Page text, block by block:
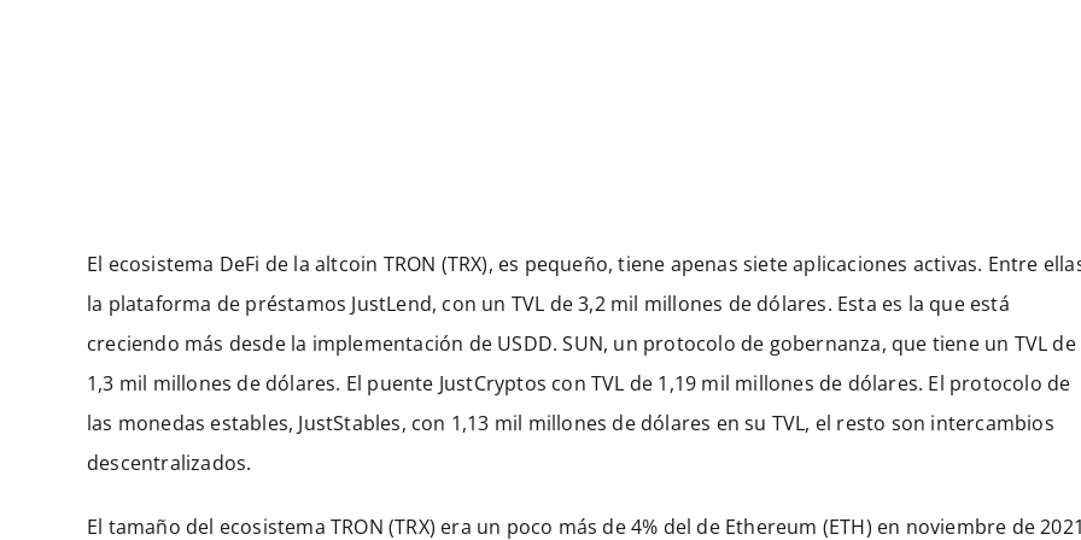
El ecosistema DeFi de la altcoin TRON (TRX), es pequeño, tiene apenas siete aplicaciones activas. Entre
la plataforma de préstamos JustLend, con un TVL de 3,2 mil millones de dólares. Esta es la que está
creciendo más desde la implementación de USDD. SUN, un protocolo de gobernanza, que tiene un TVL de
1,3 mil millones de dólares. El puente JustCryptos con TVL de 1,19 mil millones de dólares. El protocolo de
las monedas estables, JustStables, con 1,13 mil millones de dólares en su TVL, el resto son intercambios
descentralizados.
El tamaño del ecosistema TRON (TRX) era un poco más de 4% del de Ethereum (ETH) en noviembre de